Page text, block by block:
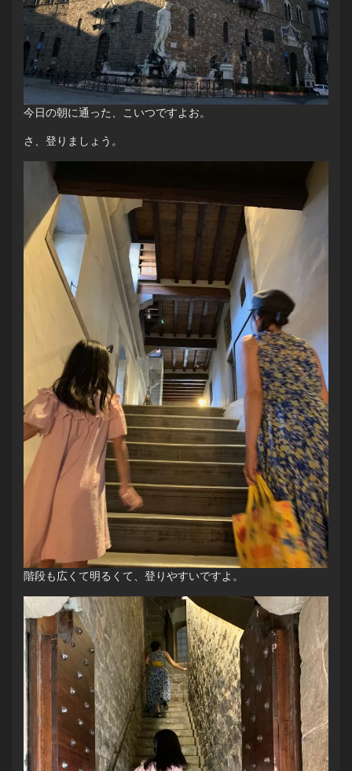
今日の朝に通った、こいつですよお。
さ、登りましょう。
階段も広くて明るくて、登りやすいですよ。